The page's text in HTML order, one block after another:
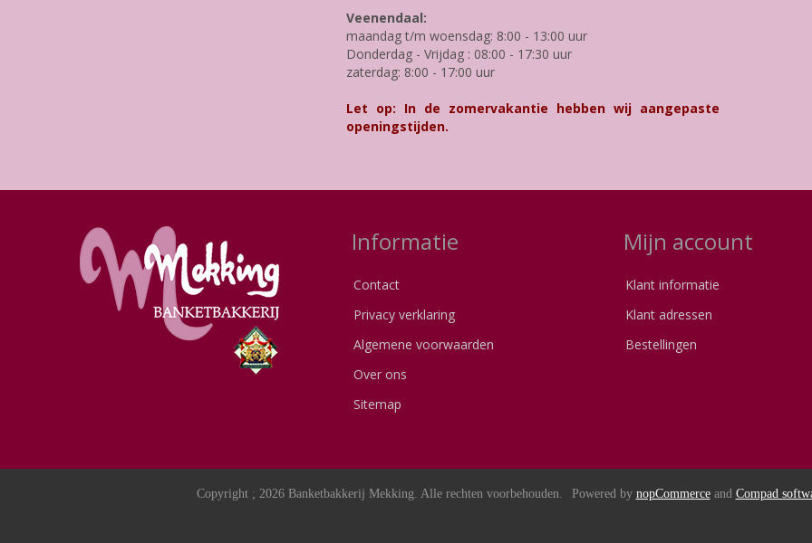
Veenendaal:
maandag t/m woensdag: 8:00 - 13:00 uur
Donderdag - Vrijdag : 08:00 - 17:30 uur
zaterdag: 8:00 - 17:00 uur
Let op: In de zomervakantie hebben wij aangepaste
openingstijden.
Informatie
Contact
Privacy verklaring
Algemene voorwaarden
Over ons
Sitemap
Mijn account
Klant informatie
Klant adressen
Bestellingen
Copyright ; 2026 Banketbakkerij Mekking. Alle rechten voorbehouden. Powered by nopCommerceand Compad